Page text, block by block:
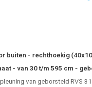
buiten - rechthoekig
- van 30 t/m 595 cm -
van geborsteld RVS